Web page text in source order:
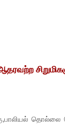
தொல்லை